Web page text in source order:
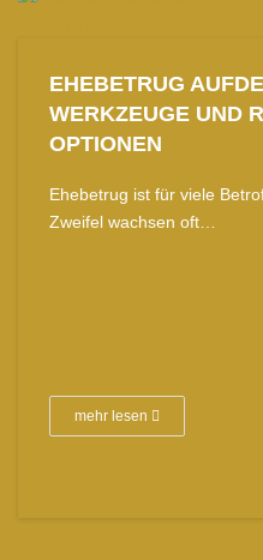
EHEBETRUG
WERKZEUGE UND
OPTIONEN
Ehebetrug ist für viele
Zweifel wachsen oft…
mehr lesen